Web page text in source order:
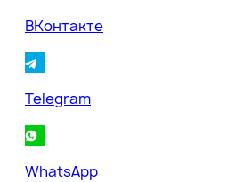
ВКонтакте
Telegram
WhatsApp